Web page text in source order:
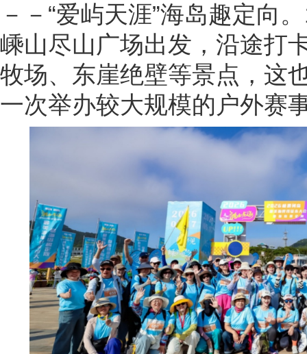
－－“爱屿天涯”海岛趣定向
嵊山尽山广场出发，沿途打
牧场、东崖绝壁等景点，这
一次举办较大规模的户外赛